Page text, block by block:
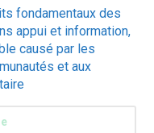
fondamentaux des
appui et information,
causé par les
et aux